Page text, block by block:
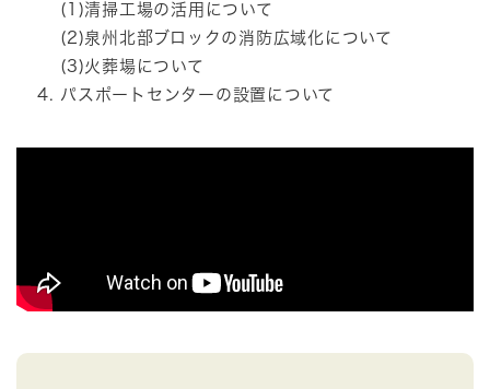
(1)清掃工場の活用について
(2)泉州北部ブロックの消防広域化について
(3)火葬場について
パスポートセンターの設置について